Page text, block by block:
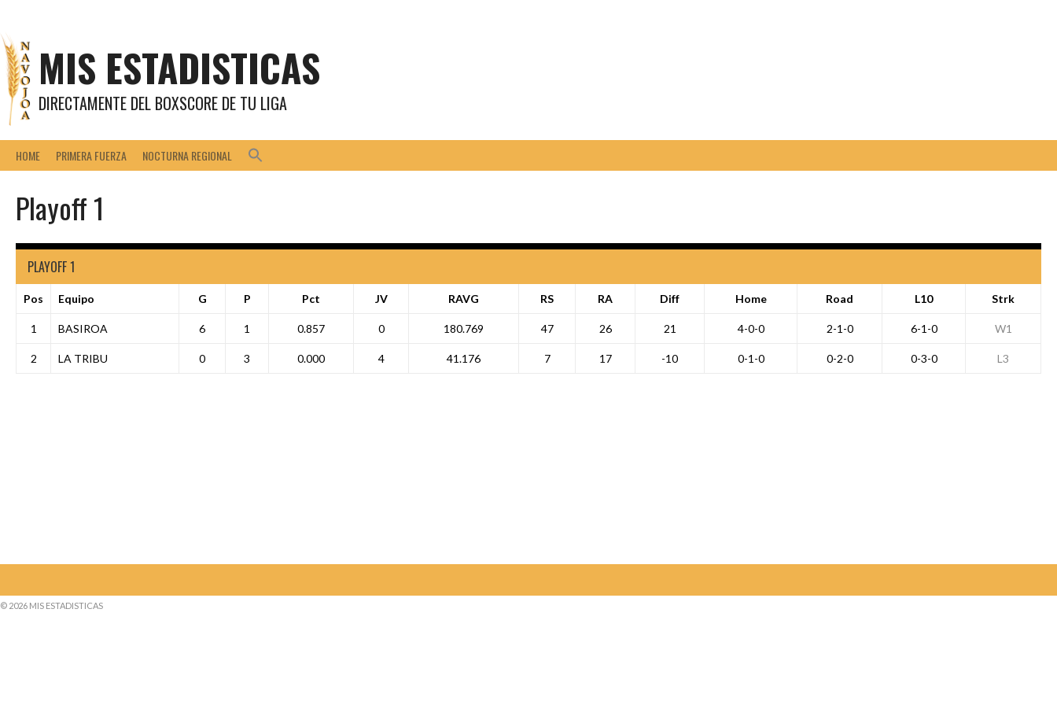
contenidoMIS ESTADISTICAS
DIRECTAMENTE DEL BOXSCORE DE TU LIGA
HOME PRIMERA FUERZA NOCTURNA REGIONAL
Playoff 1
PLAYOFF 1
Pos Equipo G P Pct JV RAVG RS RA Diff Home Road L10 Strk
1 BASIROA 6 1 0.857 0 180.769 47 26 21 4-0-0 2-1-0 6-1-0 W1
2 LA TRIBU 0 3 0.000 4 41.176 7 17 -10 0-1-0 0-2-0 0-3-0 L3
© 2026 MIS ESTADISTICAS